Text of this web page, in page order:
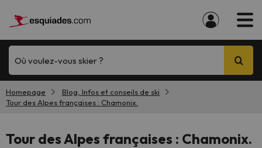
Où voulez-vous skier ?
Homepage
Blog, Infos et conseils de ski
Tour des Alpes françaises : Chamonix.
Tour des Alpes françaises : Chamonix.